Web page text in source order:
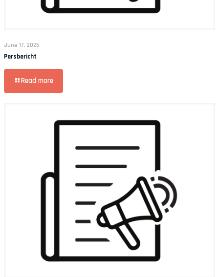
June 17, 2026
Persbericht
Read more